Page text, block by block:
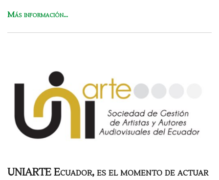
Más información...
UNIARTE Ecuador, es el momento de actuar